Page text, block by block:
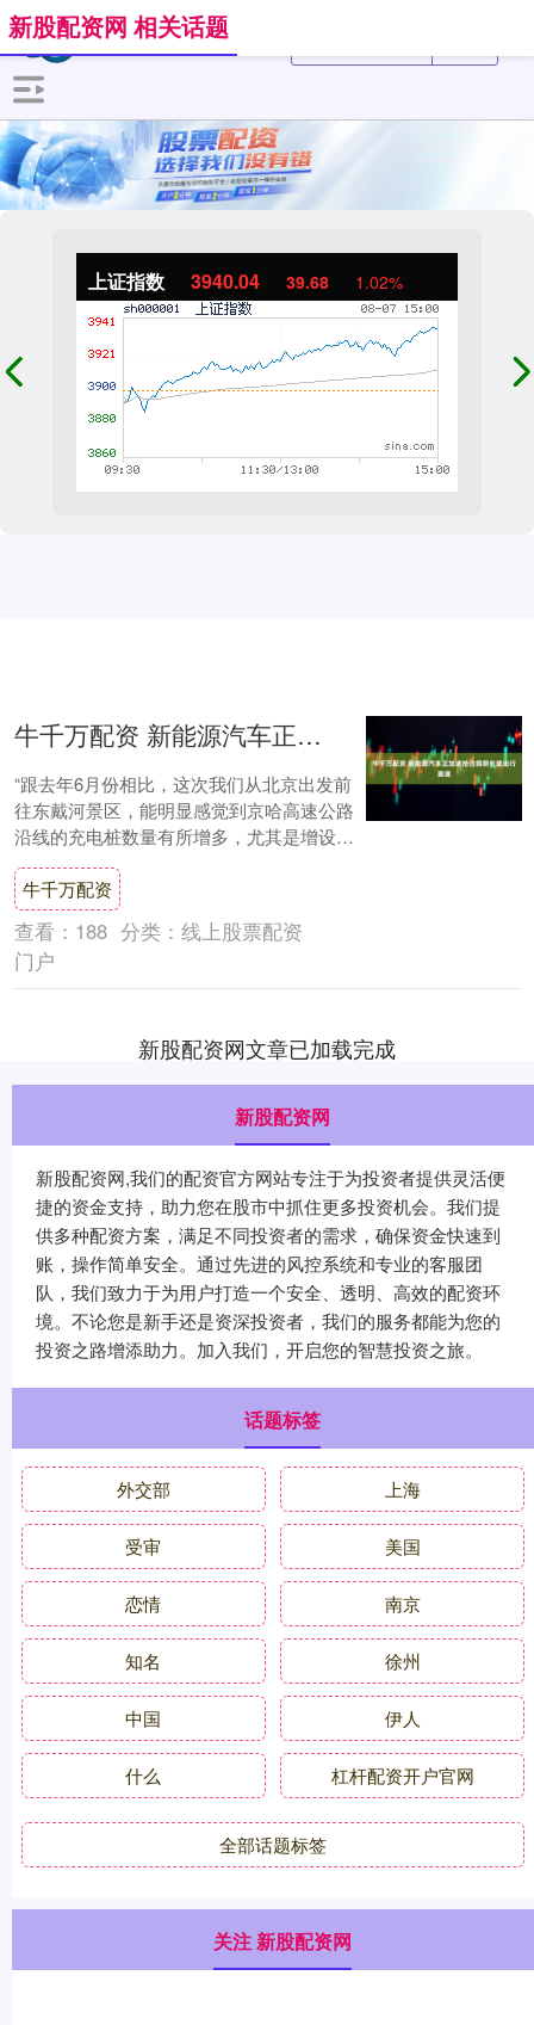
上证指数 3940.04 39.68 1.02%
新股配资网 相关话题
牛千万配资 新能源汽车正加速抢占假期长途出行赛道
“跟去年6月份相比，这次我们从北京出发前
往东戴河景区，能明显感觉到京哈高速公路
沿线的充电桩数量有所增多，尤其是增设了
不少大功率超充站，充电时间大幅缩短，体
验感非....
牛千万配资
查看： 188 分类： 线上股票配资
门户
新股配资网文章已加载完成
新股配资网
新股配资网,我们的配资官方网站专注于为投资者提供灵活便
捷的资金支持，助力您在股市中抓住更多投资机会。我们提
供多种配资方案，满足不同投资者的需求，确保资金快速到
账，操作简单安全。通过先进的风控系统和专业的客服团
队，我们致力于为用户打造一个安全、透明、高效的配资环
境。不论您是新手还是资深投资者，我们的服务都能为您的
投资之路增添助力。加入我们，开启您的智慧投资之旅。
话题标签
外交部 上海
受审 美国
恋情 南京
知名 徐州
中国 伊人
什么 杠杆配资开户官网
全部话题标签
关注 新股配资网